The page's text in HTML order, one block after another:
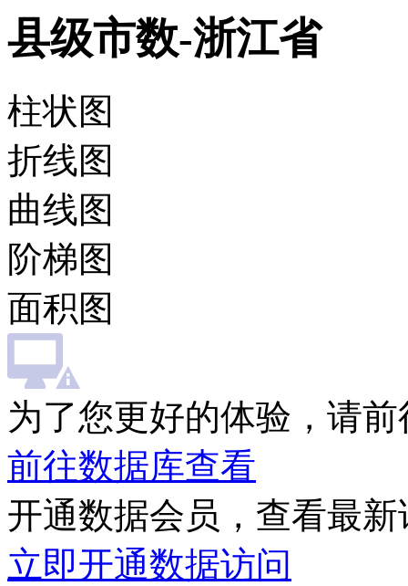
县级市数-浙江省
柱状图
折线图
曲线图
阶梯图
面积图
为了您更好的体验，请
前往数据库查看
开通数据会员，查看最
立即开通数据访问